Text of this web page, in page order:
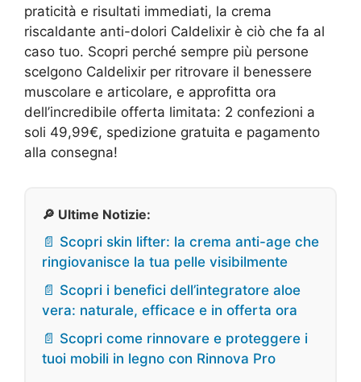
praticità e risultati immediati, la crema
riscaldante anti-dolori Caldelixir è ciò che fa al
caso tuo. Scopri perché sempre più persone
scelgono Caldelixir per ritrovare il benessere
muscolare e articolare, e approfitta ora
dell’incredibile offerta limitata: 2 confezioni a
soli 49,99€, spedizione gratuita e pagamento
alla consegna!
🔎 Ultime Notizie:
📄 Scopri skin lifter: la crema anti-age che
ringiovanisce la tua pelle visibilmente
📄 Scopri i benefici dell’integratore aloe
vera: naturale, efficace e in offerta ora
📄 Scopri come rinnovare e proteggere i
tuoi mobili in legno con Rinnova Pro